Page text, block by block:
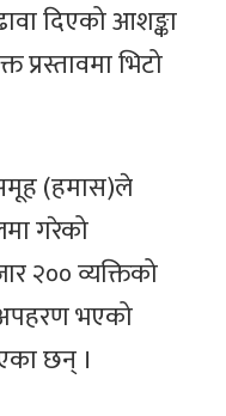
दिएको आशङ्का
प्रस्तावमा भिटो
(हमास)ले
गरेको
२०० व्यक्तिको
भएको
छन् ।